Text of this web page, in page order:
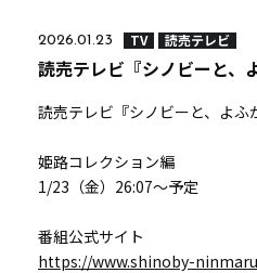
2026.01.23 TV 読売テレビ
読売テレビ『シノビーと、
読売テレビ『シノビーと、よふ
姫路コレクション編
1/23（金）26:07～予定
番組公式サイト
https://www.shinoby-